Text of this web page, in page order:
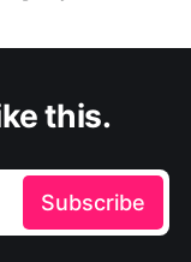
this.
Subscribe